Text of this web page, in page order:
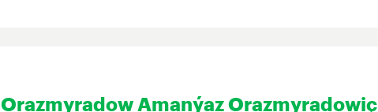
Orazmyradow Amanýaz Orazmyradowiç